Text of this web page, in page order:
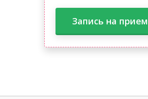
Запись на прием